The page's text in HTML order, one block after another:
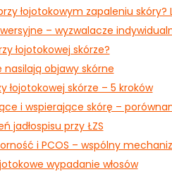
łojotokowym zapaleniu
– wyzwalacze
łojotokowej skórze?
nasilają objawy skórne
łojotokowej skórze – 5 kroków
i wspierające skórę –
jadłospisu przy ŁZS
i PCOS – wspólny
wypadanie włosów